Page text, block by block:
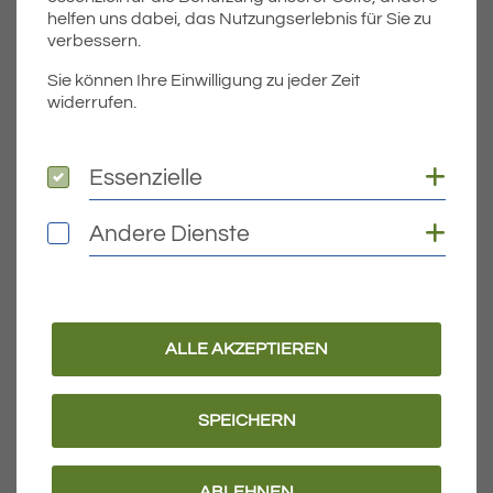
Teile Veranstaltung:
Fachführung Botanik – Kräuterführung
VERANSTALTUNGEN
helfen uns dabei, das Nutzungserlebnis für Sie zu
verbessern.
Sie können Ihre Einwilligung zu jeder Zeit
widerrufen.
Essenzielle
Essenzielle
Andere Dienste
Andere Dienste
ALLE AKZEPTIEREN
SPEICHERN